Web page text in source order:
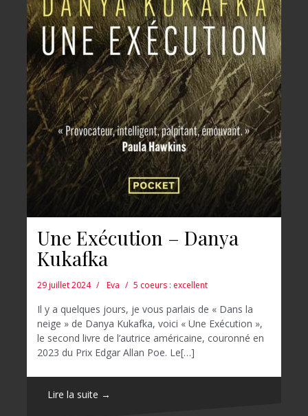
Une Exécution – Danya
Kukafka
29 juillet 2024 Eva 5 coeurs : excellent
Il y a quelques jours, je vous parlais de « Dans la
neige » de Danya Kukafka, voici « Une Exécution »,
le second livre de l’autrice américaine, couronné en
2023 du Prix Edgar Allan Poe. Le[…]
Lire la suite →